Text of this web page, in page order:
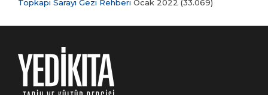
Topkapı Sarayı Gezi Rehberi Ocak 2022 (33.069)